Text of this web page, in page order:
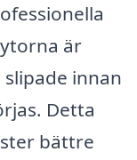
är
innan
Detta
bättre